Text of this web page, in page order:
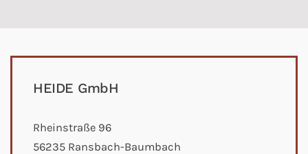
HEIDE GmbH
Rheinstraße 96
56235 Ransbach-Baumbach